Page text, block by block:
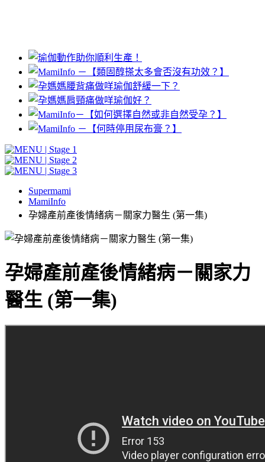
Supermami
MamiInfo
孕婦產前產後情緒病－關家力醫生 (第一集)
孕婦產前產後情緒病－關家力
醫生 (第一集)